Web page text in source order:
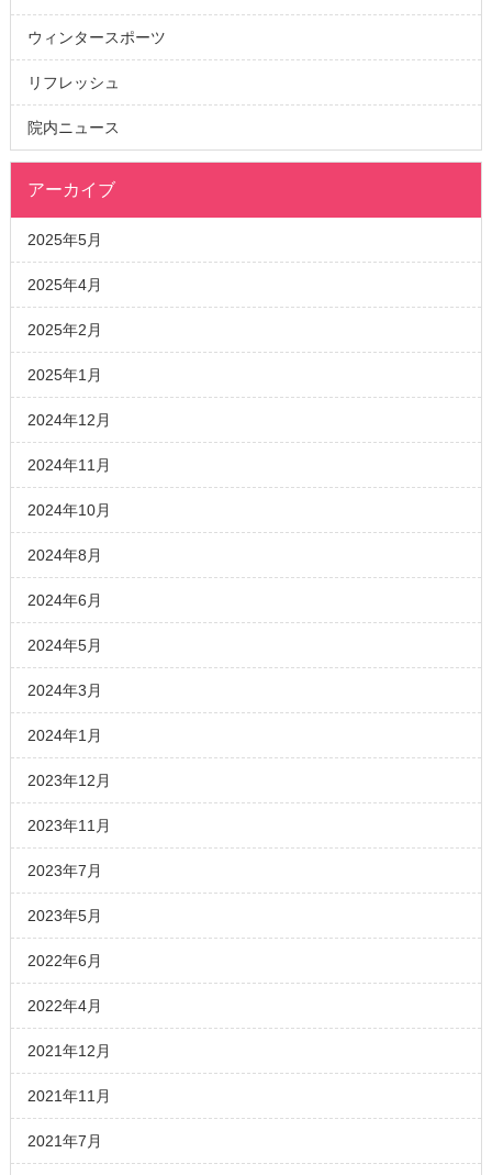
ウィンタースポーツ
リフレッシュ
院内ニュース
アーカイブ
2025年5月
2025年4月
2025年2月
2025年1月
2024年12月
2024年11月
2024年10月
2024年8月
2024年6月
2024年5月
2024年3月
2024年1月
2023年12月
2023年11月
2023年7月
2023年5月
2022年6月
2022年4月
2021年12月
2021年11月
2021年7月